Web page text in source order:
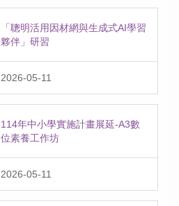
「聰明活用因材網與生成式AI學習
夥伴」研習
2026-05-11
114年中小學實施計畫展延-A3數
位素養工作坊
2026-05-11